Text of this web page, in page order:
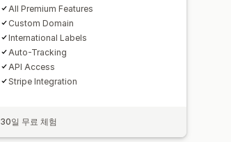
All Premium Features
Custom Domain
International Labels
Auto-Tracking
API Access
Stripe Integration
30일 무료 체험